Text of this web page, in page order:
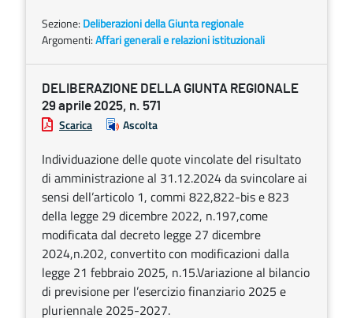
Sezione: Deliberazioni della Giunta regionale
Argomenti:Affari generali e relazioni istituzionali
DELIBERAZIONE DELLA GIUNTA REGIONALE
29 aprile 2025, n. 571
Scarica Ascolta
Individuazione delle quote vincolate del risultato
di amministrazione al 31.12.2024 da svincolare ai
sensi dell’articolo 1, commi 822,822-bis e 823
della legge 29 dicembre 2022, n.197,come
modificata dal decreto legge 27 dicembre
2024,n.202, convertito con modificazioni dalla
legge 21 febbraio 2025, n.15.Variazione al bilancio
di previsione per l’esercizio finanziario 2025 e
pluriennale 2025-2027.